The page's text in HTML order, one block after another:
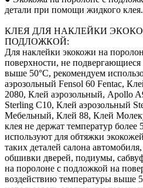
детали при помощи жидкого клея.
КЛЕЯ ДЛЯ НАКЛЕЙКИ
ПОДЛОЖКОЙ:
Для наклейки экокожи на
поверхности, не
выше 50°С, рекомендуем
аэрозольный Fensol 60 Fentac,
2080, Клей аэрозольный, Apollo
Sterling C10, Клей аэрозольный
Мебельный, Клей 88, Клей
клея не держат температур
используют для обтяжки
таких деталей салона
обшивки дверей, подиумы,
на поролоне с подложкой на
воздействию температуры выше